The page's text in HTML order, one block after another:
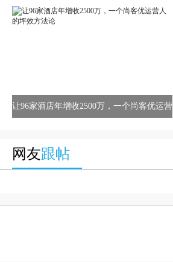
臻岛了解一下
让96家酒店年增收2500万，一个尚客优运营
网友跟帖